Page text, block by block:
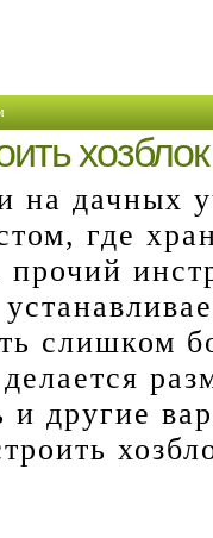
хозблок
дачных
где
прочий
слишком
и другие